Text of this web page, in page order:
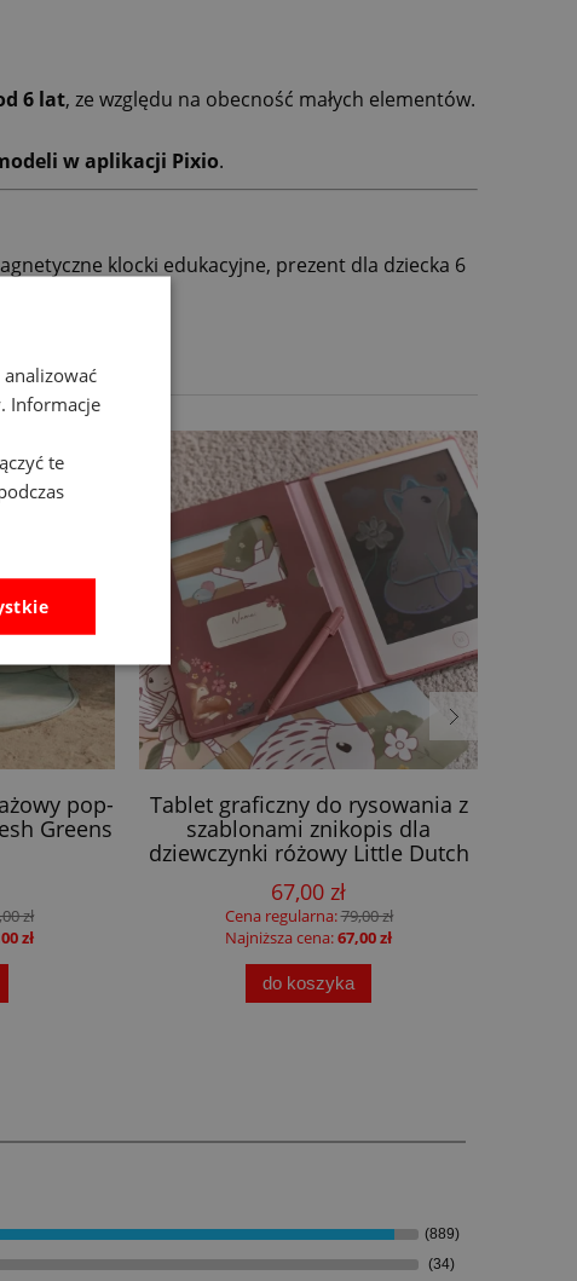
6 lat, ze względu na obecność małych elementów.
w aplikacji Pixio.
klocki edukacyjne, prezent dla dziecka 6
pop-
Greens
zł
zł
Tablet graficzny do rysowania z
szablonami znikopis dla
dziewczynki różowy Little Dutch
67,00 zł
Cena regularna:79,00 zł
Najniższa cena:67,00 zł
do koszyka
(889)
(34)
Informacje
te